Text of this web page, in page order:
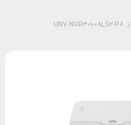
/
UNV NVR301-08LS2-P8